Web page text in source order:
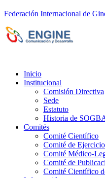
Federación Internacional de
Inicio
Institucional
Comisión Directiva
Sede
Estatuto
Historia de
Comités
Comité Científico
Comité de
Comité Médico-
Comité de
Comité Científico